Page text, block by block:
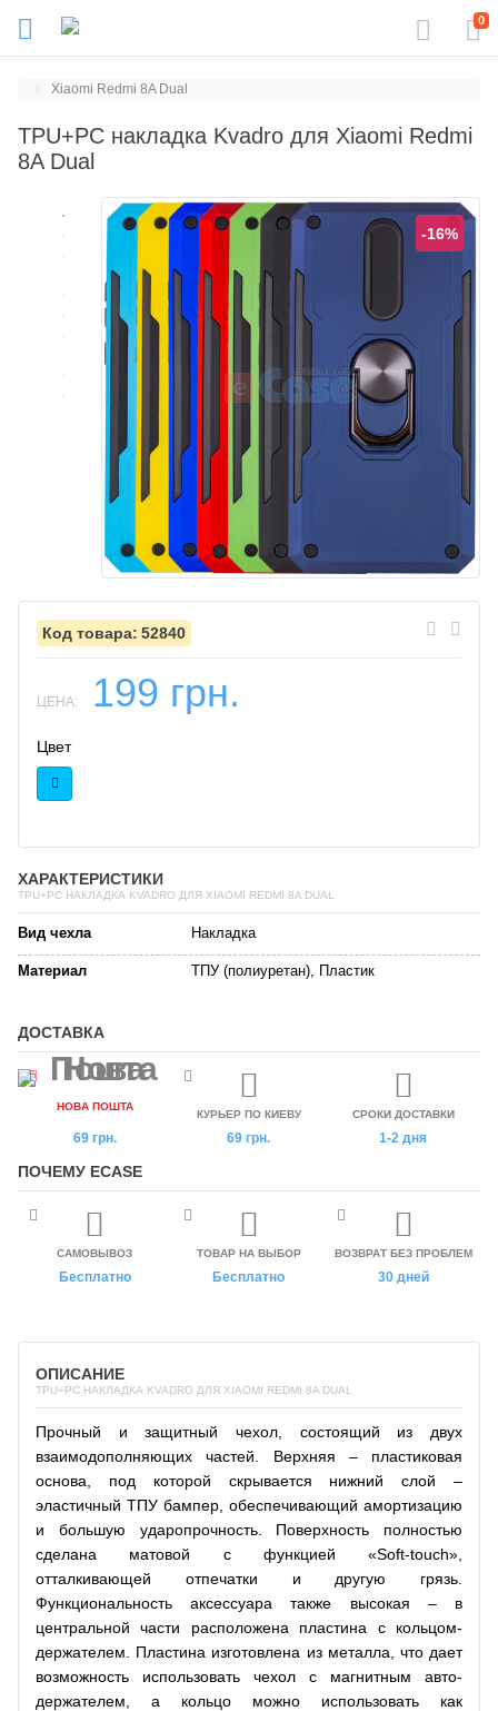
0
Xiaomi Redmi 8A Dual
TPU+PC накладка Kvadro для Xiaomi Redmi
8A Dual
-16%
52840
ЦЕНА: 199 грн.
Цвет
ХАРАКТЕРИСТИКИ
TPU+PC НАКЛАДКА KVADRO ДЛЯ XIAOMI REDMI 8A DUAL
Вид чехла Накладка
Материал ТПУ (полиуретан), Пластик
ДОСТАВКА
НОВА ПОШТА
69 грн.
КУРЬЕР ПО КИЕВУ
69 грн.
СРОКИ ДОСТАВКИ
1-2 дня
ПОЧЕМУ ECASE
САМОВЫВОЗ
Бесплатно
ТОВАР НА ВЫБОР
Бесплатно
ВОЗВРАТ БЕЗ ПРОБЛЕМ
30 дней
ОПИСАНИЕ
TPU+PC НАКЛАДКА KVADRO ДЛЯ XIAOMI REDMI 8A DUAL
Прочный и защитный чехол, состоящий из двух
взаимодополняющих частей. Верхняя – пластиковая
основа, под которой скрывается нижний слой –
эластичный ТПУ бампер, обеспечивающий амортизацию
и большую ударопрочность. Поверхность полностью
сделана матовой с функцией «Soft-touch»,
отталкивающей отпечатки и другую грязь.
Функциональность аксессуара также высокая – в
центральной части расположена пластина с кольцом-
держателем. Пластина изготовлена из металла, что дает
возможность использовать чехол с магнитным авто-
держателем, а кольцо можно использовать как